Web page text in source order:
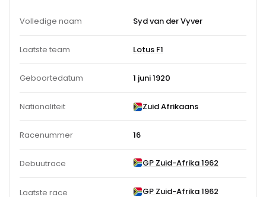
Volledige naam Syd van der Vyver
Laatste team Lotus F1
Geboortedatum 1 juni 1920
Nationaliteit Zuid Afrikaans
Racenummer 16
Debuutrace GP Zuid-Afrika 1962
Laatste race GP Zuid-Afrika 1962